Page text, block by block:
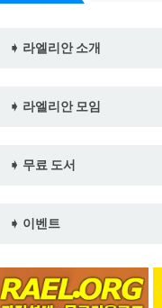
➧ 라엘리안 소개
➧ 라엘리안 모임
➧ 무료 도서
➧ 이벤트